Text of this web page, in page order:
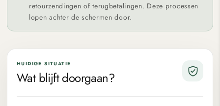
retourzendingen of terugbetalingen. Deze processen
lopen achter de schermen door.
HUIDIGE SITUATIE
Wat blijft doorgaan?